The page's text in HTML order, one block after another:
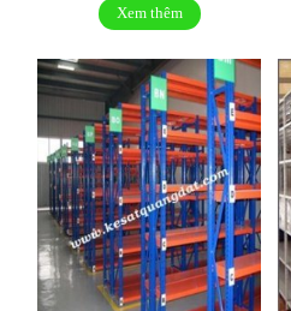
Xem thêm